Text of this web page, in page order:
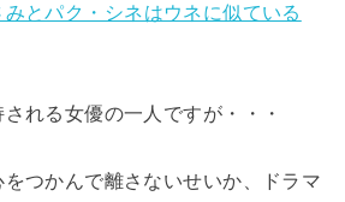
とパク・シネはウネに似ている
れる女優の一人ですが・・・
つかんで離さないせいか、ドラマ